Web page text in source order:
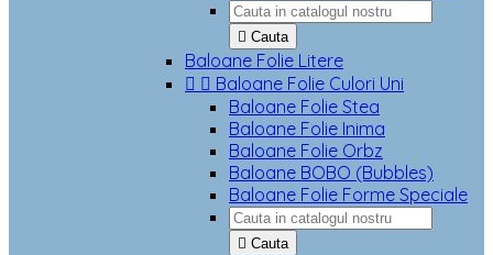
 Cauta
Baloane Folie Litere
  Baloane Folie Culori Uni
Baloane Folie Stea
Baloane Folie Inima
Baloane Folie Orbz
Baloane BOBO (Bubbles)
Baloane Folie Forme Speciale
 Cauta